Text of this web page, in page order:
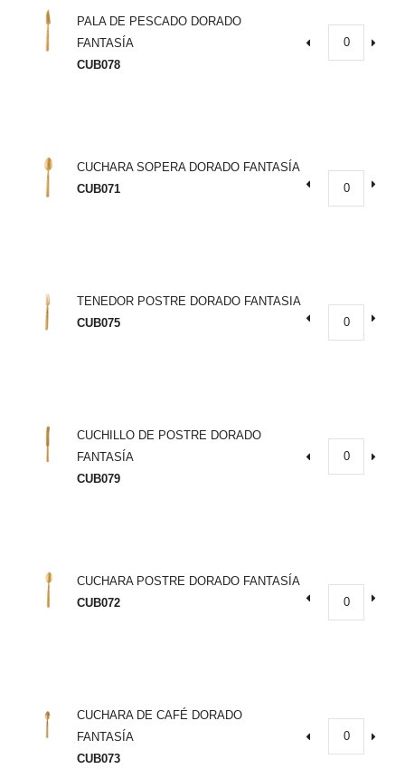
PALA DE PESCADO DORADO
FANTASÍA
CUB078
CUCHARA SOPERA DORADO FANTASÍA
CUB071
TENEDOR POSTRE DORADO FANTASIA
CUB075
CUCHILLO DE POSTRE DORADO
FANTASÍA
CUB079
CUCHARA POSTRE DORADO FANTASÍA
CUB072
CUCHARA DE CAFÉ DORADO
FANTASÍA
CUB073